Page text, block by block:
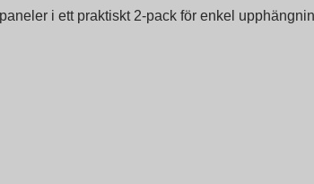
i ett praktiskt 2-pack för enkel